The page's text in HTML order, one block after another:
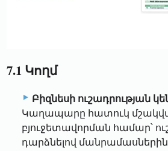
7.1 Կողմ
Բիզնեսի ուշադրության
Կաղապարը հատուկ
բյուջետավորման համար՝
դարձնելով